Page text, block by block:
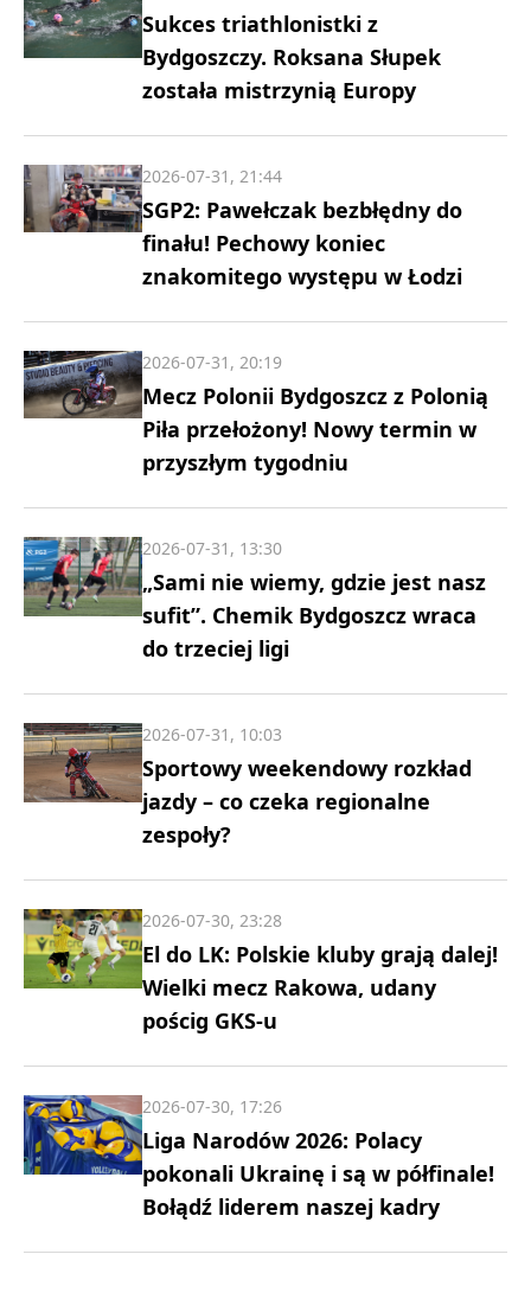
Sukces triathlonistki z
Bydgoszczy. Roksana Słupek
została mistrzynią Europy
SGP2: Pawełczak bezbłędny do
finału! Pechowy koniec
znakomitego występu w Łodzi
2026-07-31, 21:44
Mecz Polonii Bydgoszcz z Polonią
Piła przełożony! Nowy termin w
przyszłym tygodniu
2026-07-31, 20:19
„Sami nie wiemy, gdzie jest nasz
sufit”. Chemik Bydgoszcz wraca
do trzeciej ligi
2026-07-31, 13:30
Sportowy weekendowy rozkład
jazdy – co czeka regionalne
zespoły?
2026-07-31, 10:03
El do LK: Polskie kluby grają dalej!
Wielki mecz Rakowa, udany
pościg GKS-u
2026-07-30, 23:28
Liga Narodów 2026: Polacy
pokonali Ukrainę i są w półfinale!
Bołądź liderem naszej kadry
2026-07-30, 17:26